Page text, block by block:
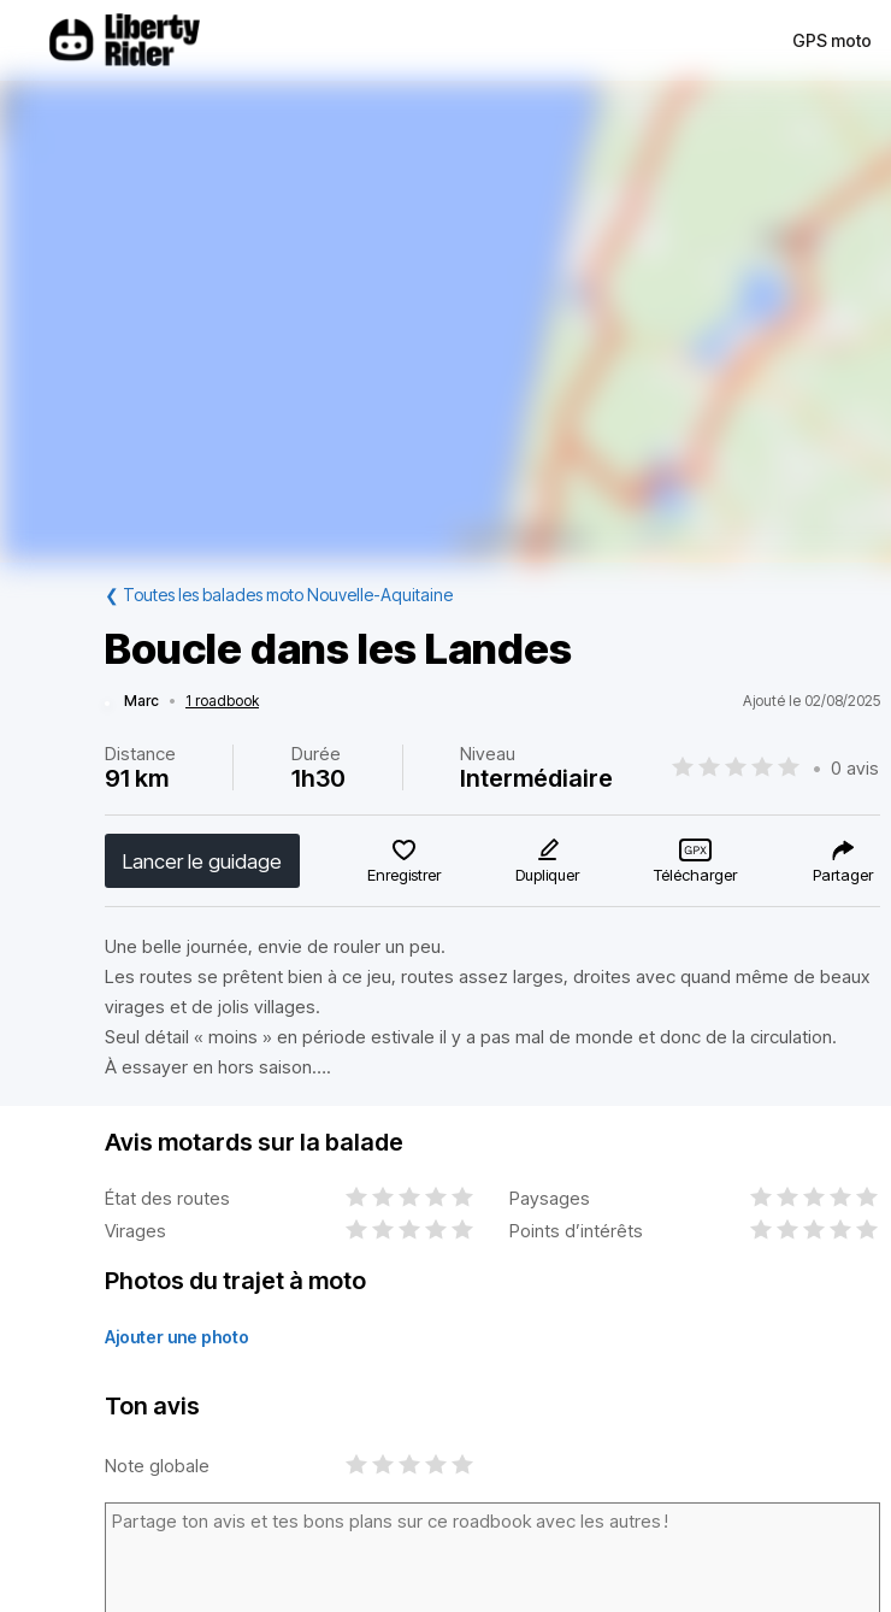
GPS moto
❮ Toutes les balades moto Nouvelle-Aquitaine
Boucle dans les Landes
Marc • 1 roadbook Ajouté le 02/08/2025
Distance
91 km
Durée
1h30
Niveau
Intermédiaire • 0 avis
Lancer le guidage
Enregistrer Dupliquer Télécharger Partager
Une belle journée, envie de rouler un peu.
Les routes se prêtent bien à ce jeu, routes assez larges, droites avec quand même de beaux
virages et de jolis villages.
Seul détail « moins » en période estivale il y a pas mal de monde et donc de la circulation.
À essayer en hors saison….
Avis motards sur la balade
État des routes
Paysages
Virages
Points d’intérêts
Photos du trajet à moto
Ajouter une photo
Ton avis
Note globale